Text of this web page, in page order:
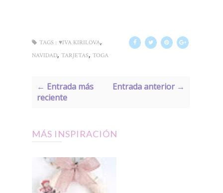
TAGS : ♥IVA KIRILOVA,
NAVIDAD, TARJETAS, TOGA
← Entrada más
reciente
Entrada anterior →
MÁS INSPIRACIÓN